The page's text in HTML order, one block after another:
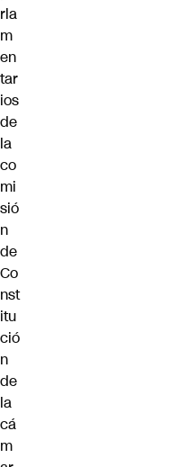
rla
m
en
tar
ios
de
la
co
mi
sió
n
de
Co
nst
itu
ció
n
de
la
cá
m